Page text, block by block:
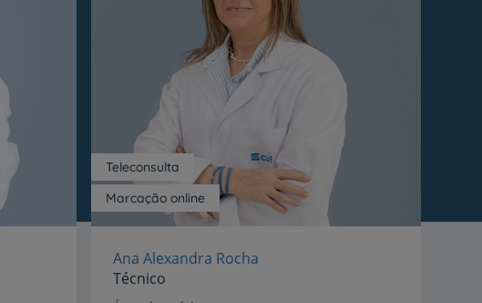
Marcação online
Teleconsulta
Ana Alexandra Rocha
Técnico